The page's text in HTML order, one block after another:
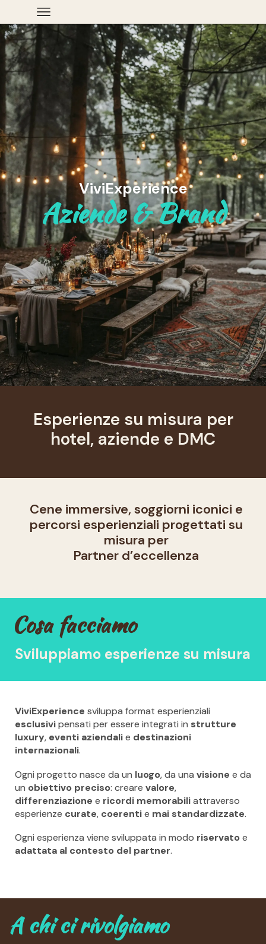
ViviExperience
Aziende & Brand
Esperienze su misura per
hotel, aziende e DMC
Cene immersive, soggiorni iconici e
percorsi esperienziali progettati su
misura per
Partner d’eccellenza
Cosa facciamo
Sviluppiamo esperienze su misura
ViviExperience sviluppa format esperienziali
esclusivipensati per essere integrati instrutture
luxury, eventi aziendalie destinazioni
internazionali.
Ogni progetto nasce da un luogo, da unavisione e da
un obiettivo preciso: creare valore,
differenziazione e ricordi memorabiliattraverso
esperienze curate, coerentie mai standardizzate.
Ogni esperienza viene sviluppata in modo riservatoe
adattata al contesto del partner.
A chi ci rivolgiamo